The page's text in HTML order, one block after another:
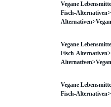
Vegane
Fisch-
Vegane
Fisch-
Vegane
Fisch-